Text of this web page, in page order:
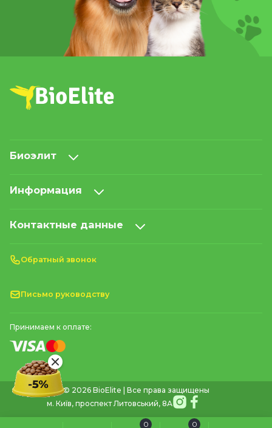
Биоэлит
Информация
Контактные данные
Обратный звонок
Письмо руководству
Принимаем к оплате:
© 2026 BioElite | Все права защищены
м. Київ, проспект Литовський, 8А
0 0